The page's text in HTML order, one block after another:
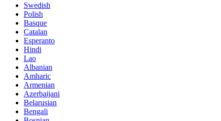
Swedish
Polish
Basque
Catalan
Esperanto
Hindi
Lao
Albanian
Amharic
Armenian
Azerbaijani
Belarusian
Bengali